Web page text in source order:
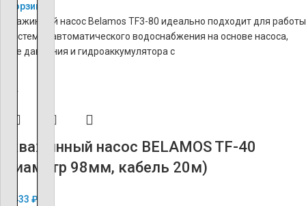
В корзину
Скважинный насос Belamos TF3-80 идеально подходит для работы
в системах автоматического водоснабжения на основе насоса,
реле давления и гидроаккумулятора с
ХИТ
Скважинный насос BELAMOS TF-40
(диаметр 98мм, кабель 20м)
14 433 ₽